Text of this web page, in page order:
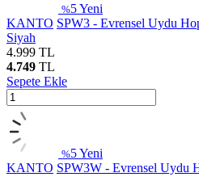
%5Yeni
KANTO SPW3 - Evrensel Uydu
Siyah
4.999 TL
4.749 TL
Sepete Ekle
%5Yeni
KANTO SPW3W - Evrensel Uydu